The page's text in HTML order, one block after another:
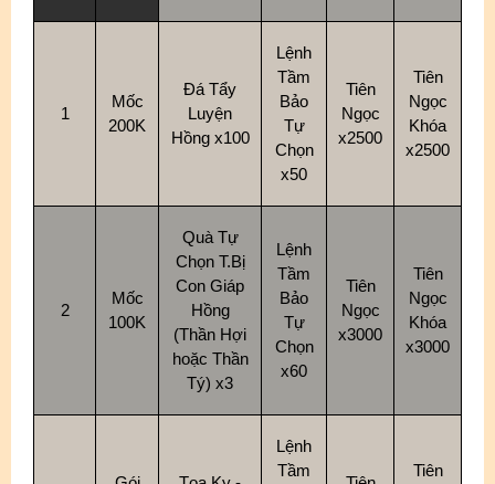
1
Mốc
200K
Đá Tẩy
Luyện
Hồng x100
Lệnh
Tầm
Bảo
Tự
Chọn
x50
Tiên
Ngọc
x2500
Tiên
Ngọc
Khóa
x2500
2
Mốc
100K
Quà Tự
Chọn T.Bị
Con Giáp
Hồng
(Thần Hợi
hoặc Thần
Tý) x3
Lệnh
Tầm
Bảo
Tự
Chọn
x60
Tiên
Ngọc
x3000
Tiên
Ngọc
Khóa
x3000
Lệnh
Tầm
Tiên